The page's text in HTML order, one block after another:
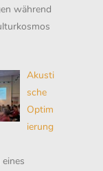
während
Akusti
sche
Optim
ierung